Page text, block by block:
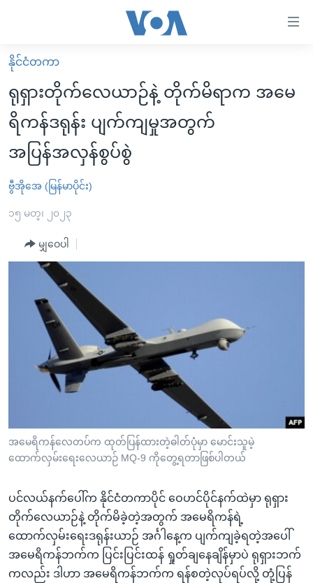
လွယ်ကူ
စေ
သည့်
Link
များ
ပင်မ
ကျော်
ကြည့်
ရန်
ရှာဖွေ
သို့
ကျော်
ရန်
မူလစာမျက်နှာ
မြန်မာ
ကမ္ဘာ့သတင်းများ
နိုင်ငံတကာ
အစ္စရေး-ပါလက်စတိုင်း
ဗွီဒီယို
အင်္ဂလိပ်စာလေ့လာမယ်
အမေရိကန်သုံးအီဒီယံ
မကြေးမုံရဲ့ အင်္ဂလိပ်စာ
ရုပ်ရှင်ထဲက အင်္ဂလိပ်စာ
သုတပဒေသာ အင်္ဂလိပ်စာ
အပတ်စဉ်ကဏ္ဍများ
ရေဒီယို
တီဗွီ
ရေဒီယိုနှင့်ရုပ်သံ အချက်အလက်များ
ရေဒီယို/တီဗွီအစီအစဉ်
Learning English
ဗွီအိုအေ လူမှုကွန်ယက်များ
ဘာသာစကားများ
နိုင်ငံတကာ
ရုရှားတိုက်လေယာဉ်နဲ့ တိုက်မိရာက အမေ
ရိကန်ဒရုန်း ပျက်ကျမှုအတွက်
အပြန်အလှန်စွပ်စွဲ
ဗွီအိုအေ (မြန်မာပိုင်း)
၁၅ မတ္၊ ၂၀၂၃
မျှဝေပါ
အမေရိကန်လေတပ်က ထုတ်ပြန်ထားတဲ့ဓါတ်ပုံမှာ မောင်းသူမဲ့
ထောက်လှမ်းရေးလေယာဉ် MQ-9 ကိုတွေ့ရတာဖြစ်ပါတယ်
ပင်လယ်နက်ပေါ်က နိုင်ငံတကာပိုင် ဝေဟင်ပိုင်နက်ထဲမှာ ရုရှား
တိုက်လေယာဉ်နဲ့ တိုက်မိခဲ့တဲ့အတွက် အမေရိကန်ရဲ့
ထောက်လှမ်းရေးဒရုန်းယာဉ် အင်္ဂါနေ့က ပျက်ကျခဲ့ရတဲ့အပေါ်
အမေရိကန်ဘက်က ပြင်းပြင်းထန် ရှုတ်ချနေချိန်မှာပဲ ရုရှားဘက်
ကလည်း ဒါဟာ အမေရိကန်ဘက်က ရန်စတဲ့လုပ်ရပ်လို့ တုံ့ပြန်